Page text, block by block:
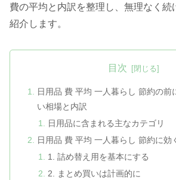
費の平均と内訳を整理し、無理なく続
紹介します。
目次
日用品 費 平均 一人暮らし 節約の前
い相場と内訳
日用品に含まれる主なカテゴリ
日用品 費 平均 一人暮らし 節約に効
1. 詰め替え用を基本にする
2. まとめ買いは計画的に